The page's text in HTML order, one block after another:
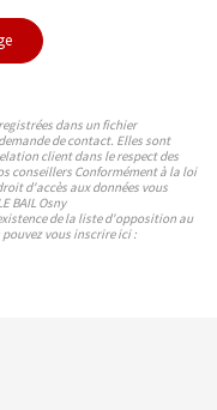
dans un fichier
de contact. Elles sont
client dans le respect des
conseillers Conformément à la loi
d'accès aux données vous
BAIL Osny
de la liste d'opposition au
vous inscrire ici :